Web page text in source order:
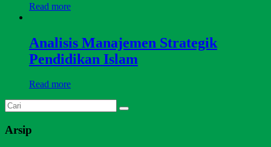
Read more
Analisis Manajemen Strategik
Pendidikan Islam
Read more
Arsip